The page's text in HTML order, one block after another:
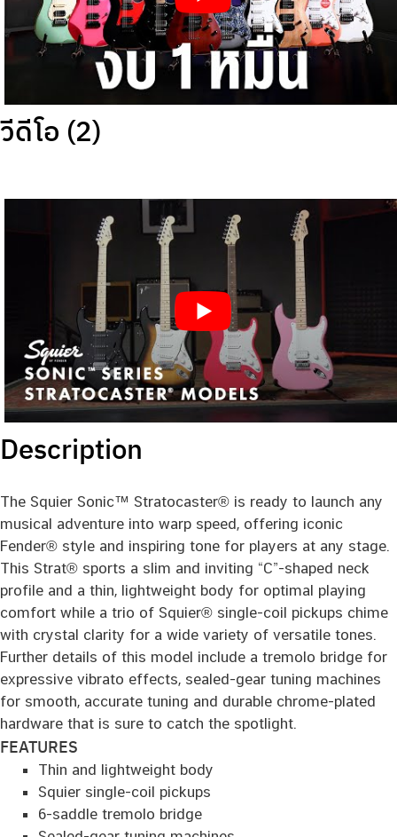
วีดีโอ (2)
Description
The Squier Sonic™ Stratocaster® is ready to launch any
musical adventure into warp speed, offering iconic
Fender® style and inspiring tone for players at any stage.
This Strat® sports a slim and inviting “C”-shaped neck
profile and a thin, lightweight body for optimal playing
comfort while a trio of Squier® single-coil pickups chime
with crystal clarity for a wide variety of versatile tones.
Further details of this model include a tremolo bridge for
expressive vibrato effects, sealed-gear tuning machines
for smooth, accurate tuning and durable chrome-plated
hardware that is sure to catch the spotlight.
FEATURES
Thin and lightweight body
Squier single-coil pickups
6-saddle tremolo bridge